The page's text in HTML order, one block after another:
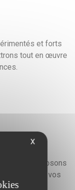
et forts
tout en œuvre
nous proposons
toutes vos
X